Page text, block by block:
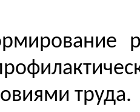
труда.